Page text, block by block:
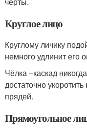
Круглое лицо
Круглому личику
немного удлинит его
Чёлка –каскад
достаточно
прядей.
Прямоугольное